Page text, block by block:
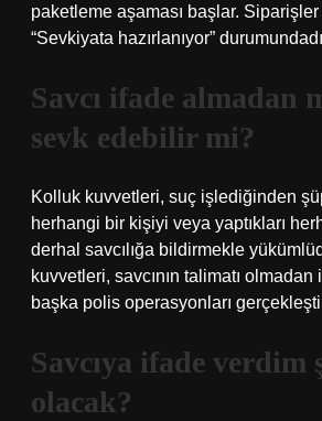
paketleme aşaması başlar.
“Sevkiyata hazırlanıyor”
Savcı ifade almadan
sevk edebilir mi?
Kolluk kuvvetleri, suç işlediğinden
herhangi bir kişiyi veya yaptıkları
derhal savcılığa bildirmekle
kuvvetleri, savcının talimatı
başka polis operasyonları
Savcıya ifade verdim
olacak?